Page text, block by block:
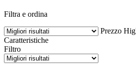
Filtra e ordina
Prezzo
Caratteristiche
Filtro